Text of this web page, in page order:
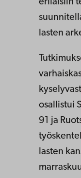
erilaisiin
lasten
osallistui
91 ja
lasten